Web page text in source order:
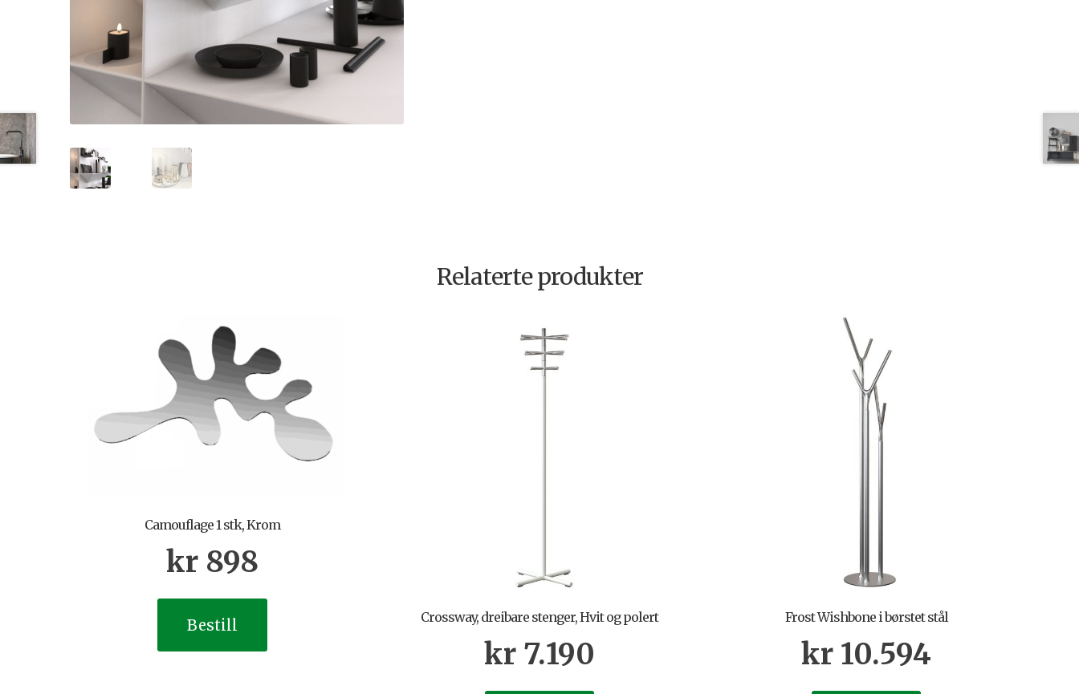
Relaterte produkter
Camouflage 1 stk, Krom
kr 898
Bestill Crossway, dreibare stenger, Hvit og polert
kr7.190
Frost Wishbone i børstet stål
kr 10.594